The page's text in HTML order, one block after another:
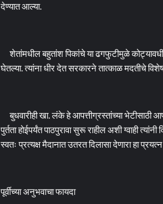
देण्यात आल्या.
शेतांमधील बहुतांश पिकांचे या ढगफुटीमुळे
घेतल्या. त्यांना धीर देत सरकारने तात्काळ मदतीचे
बुधवारीही खा. लंके हे आपत्तीग्रस्तांच्या भेटीसाठी
पुर्तता होईपर्यंत पाठपुरावा सुरू राहील अशी ग्वाही
स्वतः प्रत्यक्ष मैदानात उतरत दिलासा देणारा हा
पूर्वीच्या अनुभवाचा फायदा